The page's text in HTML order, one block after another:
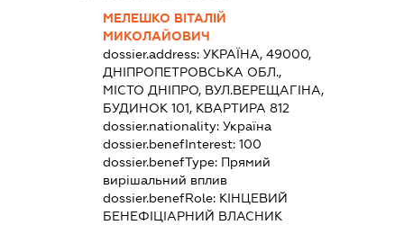
МЕЛЕШКО ВІТАЛІЙ
МИКОЛАЙОВИЧ
dossier.address:УКРАЇНА, 49000,
ДНІПРОПЕТРОВСЬКА ОБЛ.,
МІСТО ДНІПРО, ВУЛ.ВЕРЕЩАГІНА,
БУДИНОК 101, КВАРТИРА 812
dossier.nationality:Україна
dossier.benefInterest:100
dossier.benefType: Прямий
вирішальний вплив
dossier.benefRole: КІНЦЕВИЙ
БЕНЕФІЦІАРНИЙ ВЛАСНИК